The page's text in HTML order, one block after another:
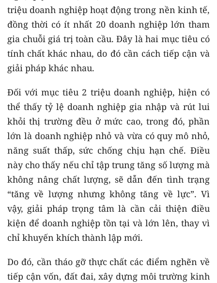
triệu doanh nghiệp hoạt động trong nền kinh tế,
đồng thời có ít nhất 20 doanh nghiệp lớn tham
gia chuỗi giá trị toàn cầu. Đây là hai mục tiêu có
tính chất khác nhau, do đó cần cách tiếp cận và
giải pháp khác nhau.
Đối với mục tiêu 2 triệu doanh nghiệp, hiện có
thể thấy tỷ lệ doanh nghiệp gia nhập và rút lui
khỏi thị trường đều ở mức cao, trong đó, phần
lớn là doanh nghiệp nhỏ và vừa có quy mô nhỏ,
năng suất thấp, sức chống chịu hạn chế. Điều
này cho thấy nếu chỉ tập trung tăng số lượng mà
không nâng chất lượng, sẽ dẫn đến tình trạng
“tăng về lượng nhưng không tăng về lực”. Vì
vậy, giải pháp trọng tâm là cần cải thiện điều
kiện để doanh nghiệp tồn tại và lớn lên, thay vì
chỉ khuyến khích thành lập mới.
Do đó, cần tháo gỡ thực chất các điểm nghẽn về
tiếp cận vốn, đất đai, xây dựng môi trường kinh